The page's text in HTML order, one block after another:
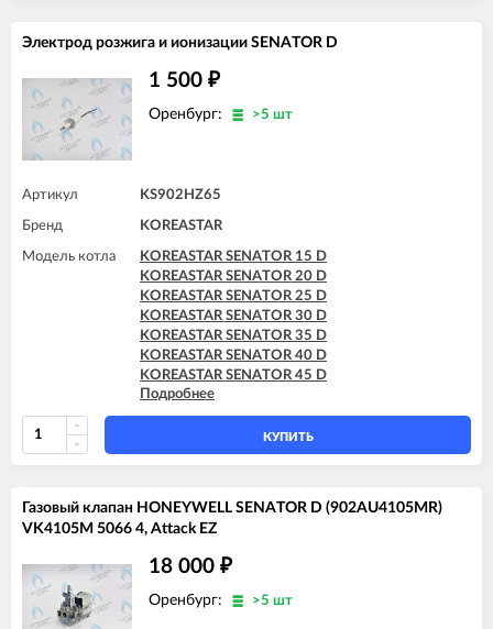
Электрод розжига и ионизации SENATOR D
1 500 ₽
Оренбург: >5 шт
Артикул KS902HZ65
Бренд KOREASTAR
Модель котла
KOREASTAR SENATOR 15 D
KOREASTAR SENATOR 20 D
KOREASTAR SENATOR 25 D
KOREASTAR SENATOR 30 D
KOREASTAR SENATOR 35 D
KOREASTAR SENATOR 40 D
KOREASTAR SENATOR 45 D
KOREASTAR SENATOR 50 D
KOREASTAR SENATOR 55 D
KOREASTAR SENATOR 60 D
Подробнее
КУПИТЬ
Газовый клапан HONEYWELL SENATOR D (902AU4105MR)
VK4105M 5066 4, Attack EZ
18 000 ₽
Оренбург: >5 шт